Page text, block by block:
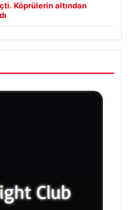
Köprülerin altından